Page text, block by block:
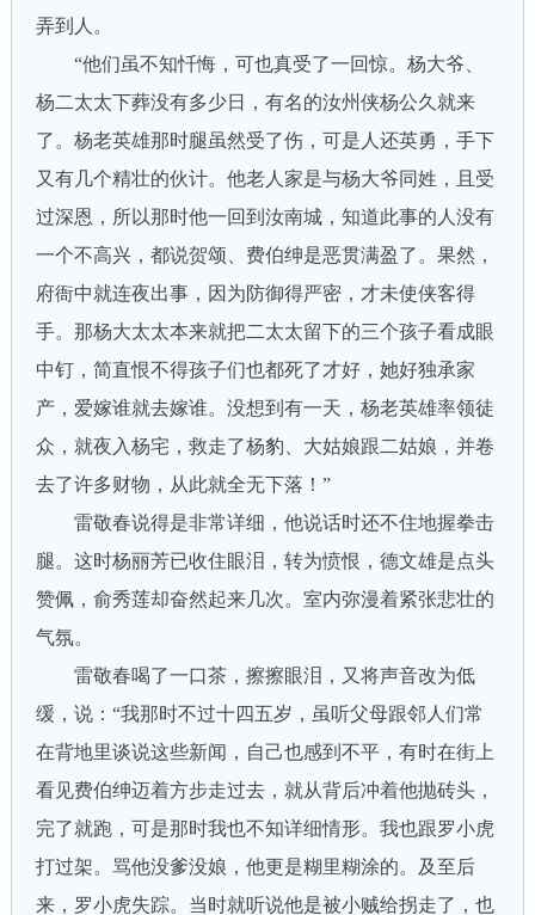
弄到人。
“他们虽不知忏悔，可也真受了一回惊。杨大爷、
杨二太太下葬没有多少日，有名的汝州侠杨公久就来
了。杨老英雄那时腿虽然受了伤，可是人还英勇，手下
又有几个精壮的伙计。他老人家是与杨大爷同姓，且受
过深恩，所以那时他一回到汝南城，知道此事的人没有
一个不高兴，都说贺颂、费伯绅是恶贯满盈了。果然，
府衙中就连夜出事，因为防御得严密，才未使侠客得
手。那杨大太太本来就把二太太留下的三个孩子看成眼
中钉，简直恨不得孩子们也都死了才好，她好独承家
产，爱嫁谁就去嫁谁。没想到有一天，杨老英雄率领徒
众，就夜入杨宅，救走了杨豹、大姑娘跟二姑娘，并卷
去了许多财物，从此就全无下落！”
雷敬春说得是非常详细，他说话时还不住地握拳击
腿。这时杨丽芳已收住眼泪，转为愤恨，德文雄是点头
赞佩，俞秀莲却奋然起来几次。室内弥漫着紧张悲壮的
气氛。
雷敬春喝了一口茶，擦擦眼泪，又将声音改为低
缓，说：“我那时不过十四五岁，虽听父母跟邻人们常
在背地里谈说这些新闻，自己也感到不平，有时在街上
看见费伯绅迈着方步走过去，就从背后冲着他抛砖头，
完了就跑，可是那时我也不知详细情形。我也跟罗小虎
打过架。骂他没爹没娘，他更是糊里糊涂的。及至后
来，罗小虎失踪。当时就听说他是被小贼给拐走了，也